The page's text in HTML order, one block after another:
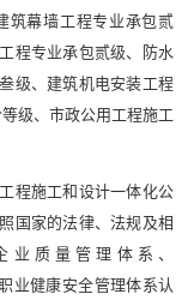
筑幕墙工程专业承包贰
程专业承包贰级、防水
级、建筑机电安装工程
级、市政公用工程施工
程施工和设计一体化公
国家的法律、法规及相
业质量管理体系、
业健康安全管理体系认